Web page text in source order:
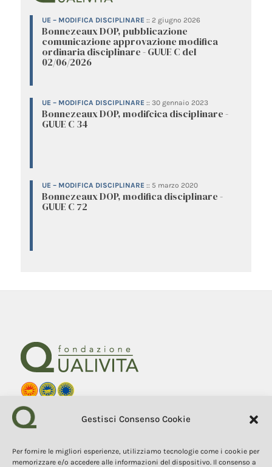
Gestisci Consenso Cookie
Per fornire le migliori esperienze, utilizziamo tecnologie come i cookie per
memorizzare e/o accedere alle informazioni del dispositivo. Il consenso a
UE – MODIFICA DISCIPLINARE :: 2 giugno 2026
Bonnezeaux DOP, pubblicazione
comunicazione approvazione modifica
ordinaria disciplinare - GUUE C del
02/06/2026
UE – MODIFICA DISCIPLINARE :: 30 gennaio 2023
Bonnezeaux DOP, modifcica disciplinare -
GUUE C 34
UE – MODIFICA DISCIPLINARE :: 5 marzo 2020
Bonnezeaux DOP, modifica disciplinare -
GUUE C 72
Fondazione Qualivita
Sede Via Fontebranda 69